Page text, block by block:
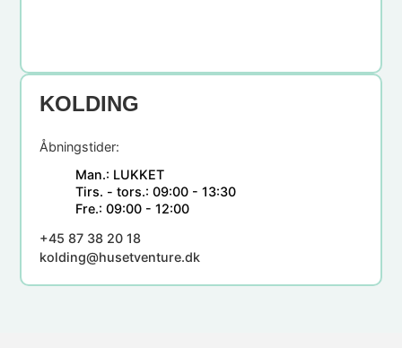
KOLDING
Åbningstider:
Man.: LUKKET
Tirs. - tors.:09:00 - 13:30
Fre.:09:00 - 12:00
+45 87 38 20 18
kolding@husetventure.dk